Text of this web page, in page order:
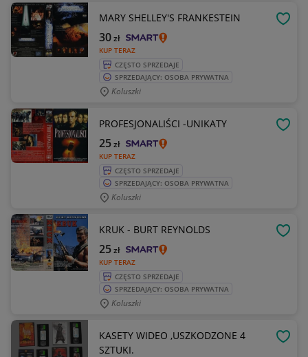
MARY SHELLEY'S FRANKESTEIN
KUP TERAZ
30zł
CZĘSTO SPRZEDAJE
SPRZEDAJĄCY: OSOBA PRYWATNA
Koluszki
PROFESJONALIŚCI -UNIKATY
KUP TERAZ
25zł
CZĘSTO SPRZEDAJE
SPRZEDAJĄCY: OSOBA PRYWATNA
Koluszki
KRUK - BURT REYNOLDS
KUP TERAZ
25zł
CZĘSTO SPRZEDAJE
SPRZEDAJĄCY: OSOBA PRYWATNA
Koluszki
KASETY WIDEO ,USZKODZONE 4
SZTUKI.